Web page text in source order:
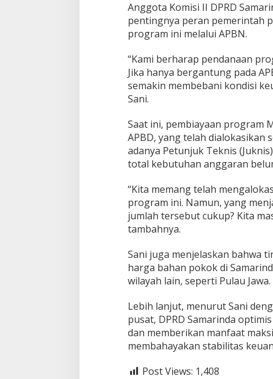
u
D
u
u
n
g
a
P
B
N
Anggota Komisi II DPRD
pentingnya peran pemerintah
program ini melalui APBN.
“Kami berharap pendanaan
Jika hanya bergantung pada
semakin membebani kondisi
Sani.
Saat ini, pembiayaan program
APBD, yang telah dialokasikan
adanya Petunjuk Teknis
total kebutuhan anggaran
“Kita memang telah
program ini. Namun, yang
jumlah tersebut cukup? Kita
tambahnya.
Sani juga menjelaskan bahwa
harga bahan pokok di
wilayah lain, seperti Pulau Jawa.
Lebih lanjut, menurut Sani
pusat, DPRD Samarinda
dan memberikan manfaat
membahayakan stabilitas
Post Views: 1,408